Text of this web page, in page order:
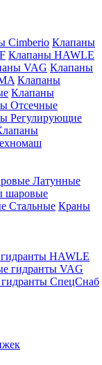
Cimberio Клапаны
Клапаны HAWLE
VAG Клапаны
Клапаны
Клапаны
Отсечные
Регулирующие
Латунные
шаровые
Стальные Краны
HAWLE
гидранты VAG
СпецСнаб